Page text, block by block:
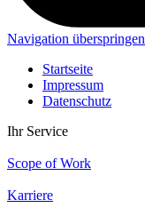
Navigation überspringen
Startseite
Impressum
Datenschutz
Ihr Service
Scope of Work
Karriere